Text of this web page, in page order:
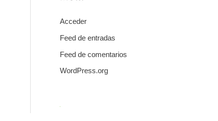
Acceder
Feed de entradas
Feed de comentarios
WordPress.org